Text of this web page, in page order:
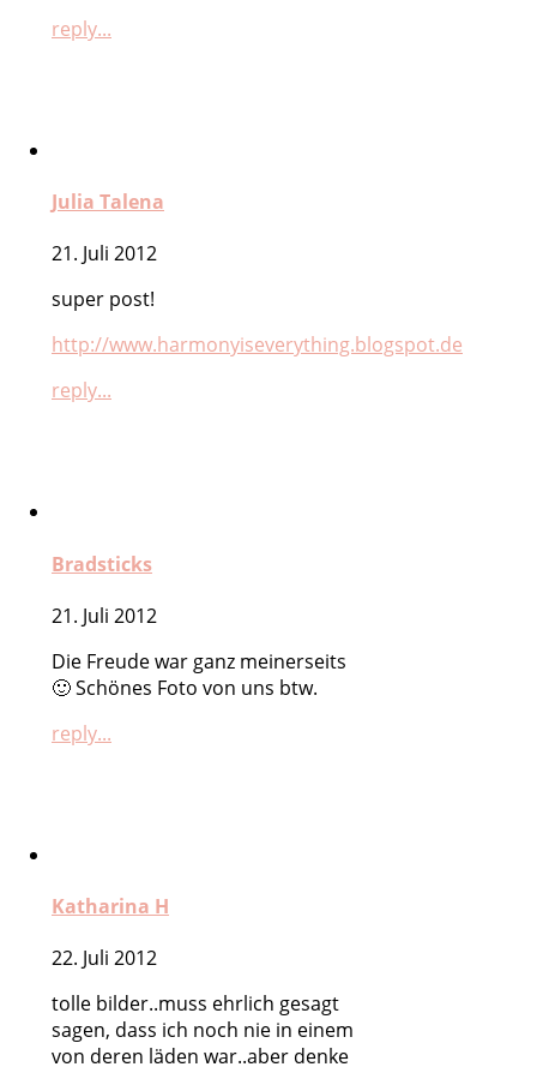
reply...
Julia Talena
21. Juli 2012
super post!
http://www.harmonyiseverything.blogspot.de
reply...
Bradsticks
21. Juli 2012
Die Freude war ganz meinerseits
🙂 Schönes Foto von uns btw.
reply...
Katharina H
22. Juli 2012
tolle bilder..muss ehrlich gesagt
sagen, dass ich noch nie in einem
von deren läden war..aber denke